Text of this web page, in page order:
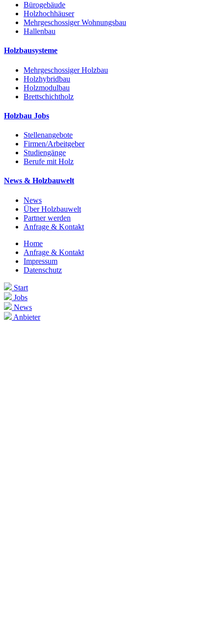
Bürogebäude
Holzhochhäuser
Mehrgeschossiger Wohnungsbau
Hallenbau
Holzbausysteme
Mehrgeschossiger Holzbau
Holzhybridbau
Holzmodulbau
Brettschichtholz
Holzbau Jobs
Stellenangebote
Firmen/Arbeitgeber
Studiengänge
Berufe mit Holz
News & Holzbauwelt
News
Über Holzbauwelt
Partner werden
Anfrage & Kontakt
Home
Anfrage & Kontakt
Impressum
Datenschutz
Start
Jobs
News
Anbieter